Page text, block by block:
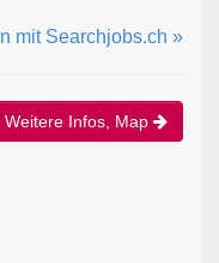
mit Searchjobs.ch »
Weitere Infos, Map